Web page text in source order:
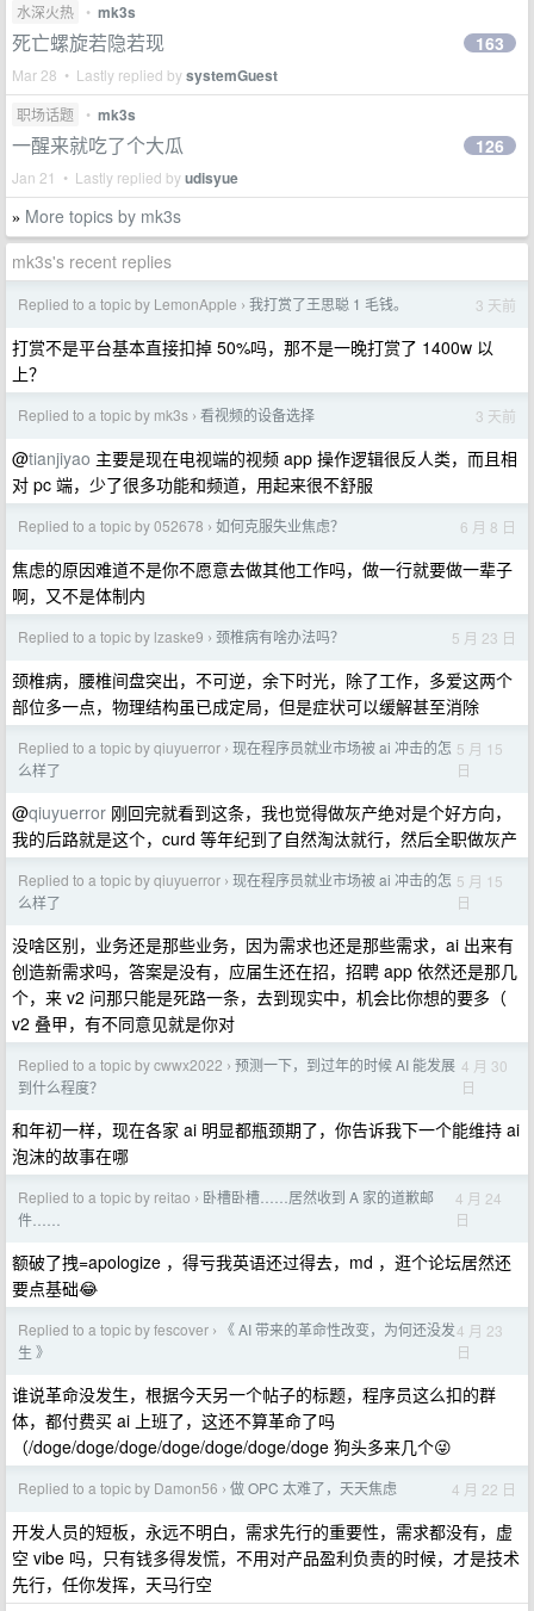
水深火热 • mk3s
死亡螺旋若隐若现
Mar 28 • Lastly replied bysystemGuest
163
职场话题 • mk3s
一醒来就吃了个大瓜
Jan 21 • Lastly replied byudisyue
126
» More topics by mk3s
mk3s's recent replies
Replied to a topic by LemonApple › 我打赏了王思聪 1 毛钱。 3 天前
打赏不是平台基本直接扣掉 50%吗，那不是一晚打赏了 1400w 以
上？
Replied to a topic by mk3s › 看视频的设备选择 3 天前
@tianjiyao 主要是现在电视端的视频 app 操作逻辑很反人类，而且相
对 pc 端，少了很多功能和频道，用起来很不舒服
Replied to a topic by 052678 › 如何克服失业焦虑？ 6 月 8 日
焦虑的原因难道不是你不愿意去做其他工作吗，做一行就要做一辈子
啊，又不是体制内
Replied to a topic by lzaske9 › 颈椎病有啥办法吗？ 5 月 23 日
颈椎病，腰椎间盘突出，不可逆，余下时光，除了工作，多爱这两个
部位多一点，物理结构虽已成定局，但是症状可以缓解甚至消除
Replied to a topic by qiuyuerror › 现在程序员就业市场被 ai 冲击的怎
么样了
5 月 15
日
@qiuyuerror 刚回完就看到这条，我也觉得做灰产绝对是个好方向，
我的后路就是这个，curd 等年纪到了自然淘汰就行，然后全职做灰产
Replied to a topic by qiuyuerror › 现在程序员就业市场被 ai 冲击的怎
么样了
5 月 15
日
没啥区别，业务还是那些业务，因为需求也还是那些需求，ai 出来有
创造新需求吗，答案是没有，应届生还在招，招聘 app 依然还是那几
个，来 v2 问那只能是死路一条，去到现实中，机会比你想的要多（
v2 叠甲，有不同意见就是你对
Replied to a topic by cwwx2022 › 预测一下，到过年的时候 AI 能发展
到什么程度？
4 月 30
日
和年初一样，现在各家 ai 明显都瓶颈期了，你告诉我下一个能维持 ai
泡沫的故事在哪
Replied to a topic by reitao › 卧槽卧槽……居然收到 A 家的道歉邮
件……
4 月 24
日
额破了拽=apologize ，得亏我英语还过得去，md ，逛个论坛居然还
要点基础😂
Replied to a topic by fescover ›
《 AI 带来的革命性改变，为何还没发
生 》
4 月 23
日
谁说革命没发生，根据今天另一个帖子的标题，程序员这么扣的群
体，都付费买 ai 上班了，这还不算革命了吗
（/doge/doge/doge/doge/doge/doge/doge 狗头多来几个😜
Replied to a topic by Damon56 › 做 OPC 太难了，天天焦虑 4 月 22 日
开发人员的短板，永远不明白，需求先行的重要性，需求都没有，虚
空 vibe 吗，只有钱多得发慌，不用对产品盈利负责的时候，才是技术
先行，任你发挥，天马行空